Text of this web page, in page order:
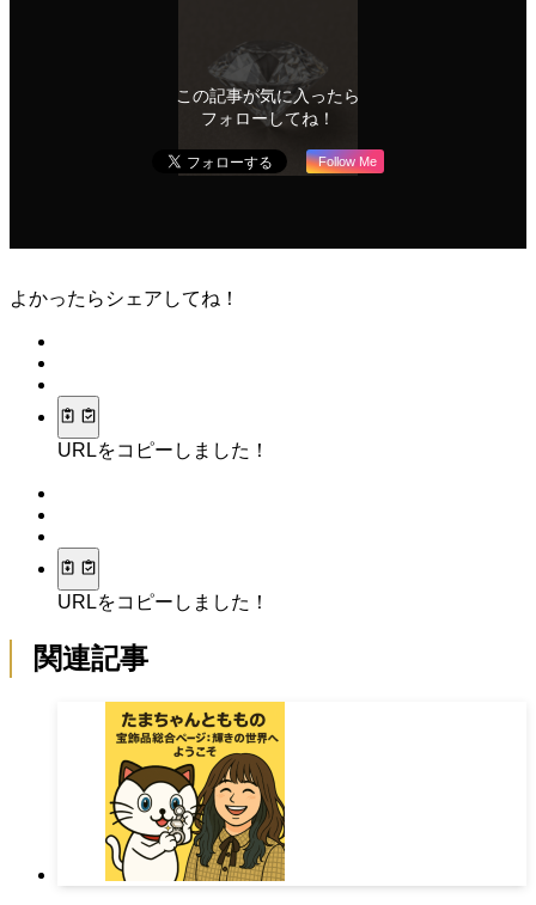
この記事が気に入ったら
フォローしてね！
Follow Me
よかったらシェアしてね！
URLをコピーしました！
URLをコピーしました！
関連記事